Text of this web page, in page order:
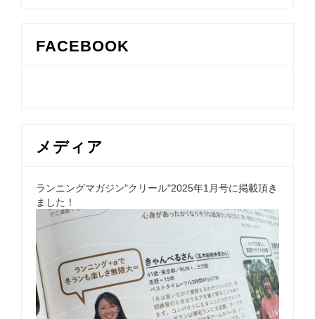
FACEBOOK
メディア
ランニングマガジン"クリール"2025年1月号に掲載頂き
ました！